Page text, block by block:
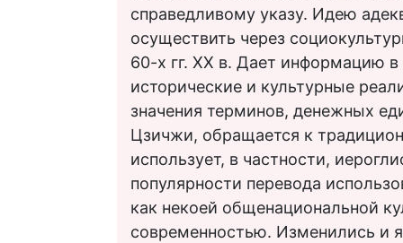
справедливому указу. Идею
осуществить через
60-х гг. ХХ в. Дает информацию
исторические и культурные
значения терминов, денежных
Цзичжи, обращается к
использует, в частности,
популярности перевода
как некоей общенациональной
современностью. Изменились и